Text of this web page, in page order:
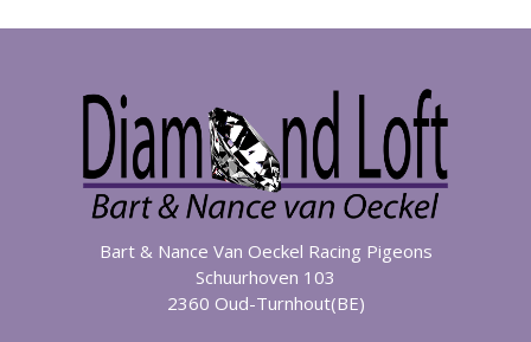
Bart & Nance Van Oeckel Racing Pigeons
Schuurhoven 103
2360 Oud-Turnhout(BE)